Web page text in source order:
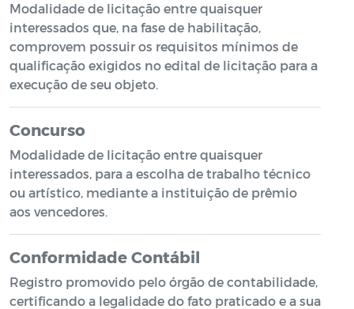
Modalidade de licitação entre quaisquer
interessados que, na fase de habilitação,
comprovem possuir os requisitos mínimos de
qualificação exigidos no edital de licitação para a
execução de seu objeto.
Concurso
Modalidade de licitação entre quaisquer
interessados, para a escolha de trabalho técnico
ou artístico, mediante a instituição de prêmio
aos vencedores.
Conformidade Contábil
Registro promovido pelo órgão de contabilidade,
certificando a legalidade do fato praticado e a sua